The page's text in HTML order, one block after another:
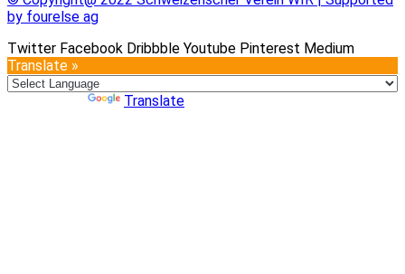
by fourelse ag
Twitter Facebook Dribbble Youtube Pinterest Medium
Translate »
Translate